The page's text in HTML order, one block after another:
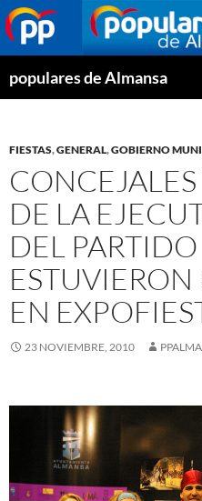
populares de Almansa
FIESTAS,GENERAL,GOBIERNO
DE LA
DEL
ESTUVIERON
EN
23 NOVIEMBRE, 2010